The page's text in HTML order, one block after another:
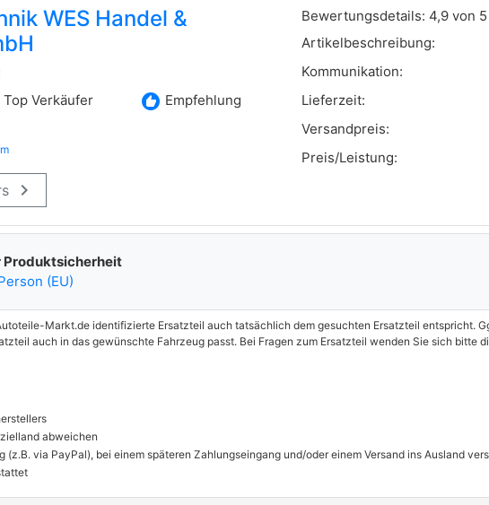
WES Handel &
Top Verkäufer recommend Empfehlung
keyboard_arrow_right
Bewertungsdetails: 4,9 von 5
Artikelbeschreibung:
Kommunikation:
Lieferzeit:
Versandpreis:
Preis/Leistung:
Produktsicherheit
(EU)
Markt.de identifizierte Ersatzteil auch tatsächlich dem gesuchten Ersatzteil entspricht.
auch in das gewünschte Fahrzeug passt. Bei Fragen zum Ersatzteil wenden Sie sich bitte
abweichen
(z.B. via PayPal), bei einem späteren Zahlungseingang und/oder einem Versand ins Ausland